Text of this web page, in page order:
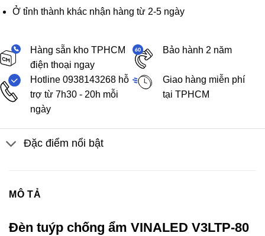
Ở tỉnh thành khác nhận hàng từ 2-5 ngày
Hàng sẵn kho TPHCM
điện thoại ngay
Bảo hành 2 năm
Hotline 0938143268 hỗ
trợ từ 7h30 - 20h mỗi
ngày
Giao hàng miễn phí
tại TPHCM
Đặc điểm nổi bật
MÔ TẢ
Đèn tuýp chống ẩm VINALED V3LTP-80